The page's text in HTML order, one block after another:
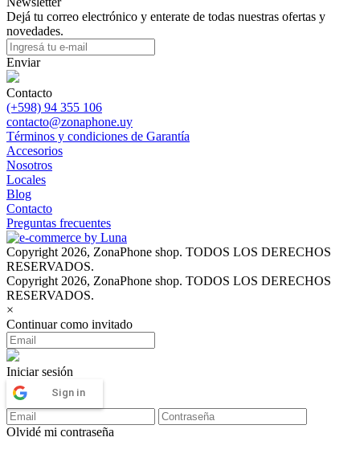
Dejá tu correo electrónico y enterate de todas nuestras ofertas y
novedades.
Enviar
Contacto
(+598) 94 355 106
contacto@zonaphone.uy
Términos y condiciones de Garantía
Accesorios
Nosotros
Locales
Blog
Contacto
Preguntas frecuentes
Copyright 2026, ZonaPhone shop. TODOS LOS DERECHOS
RESERVADOS.
Copyright 2026, ZonaPhone shop. TODOS LOS DERECHOS
RESERVADOS.
×
Continuar como invitado
Iniciar sesión
Sign in
Olvidé mi contraseña